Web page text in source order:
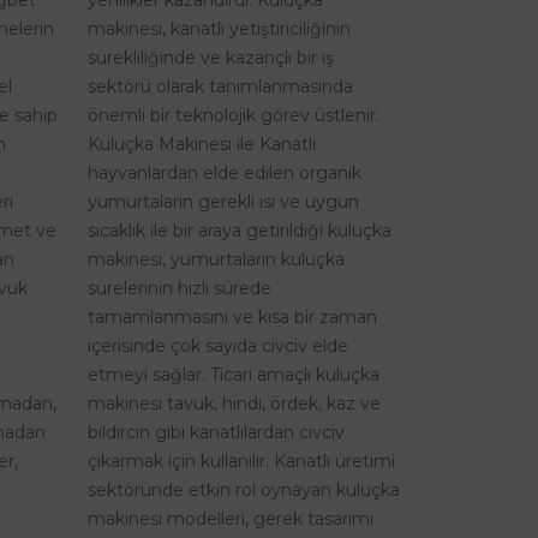
sahip
ve
makinesi, kanatlı yetiştiriciliğinin
sürekliliğinde ve kazançlı bir iş
sektörü olarak tanımlanmasında
önemli bir teknolojik görev üstlenir.
Kuluçka Makinesi ile Kanatlı
hayvanlardan elde edilen organik
yumurtaların gerekli ısı ve uygun
sıcaklık ile bir araya getirildiği kuluçka
makinesi, yumurtaların kuluçka
sürelerinin hızlı sürede
tamamlanmasını ve kısa bir zaman
içerisinde çok sayıda civciv elde
etmeyi sağlar. Ticari amaçlı kuluçka
makinesi tavuk, hindi, ördek, kaz ve
bıldırcın gibi kanatlılardan civciv
çıkarmak için kullanılır. Kanatlı üretimi
sektöründe etkin rol oynayan kuluçka
makinesi modelleri, gerek tasarımı